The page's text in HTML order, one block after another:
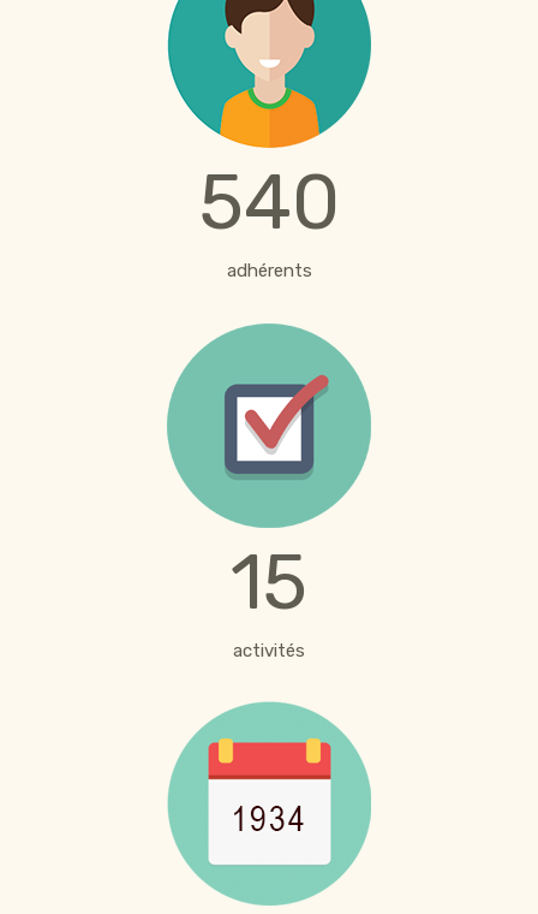
540
adhérents
15
activités